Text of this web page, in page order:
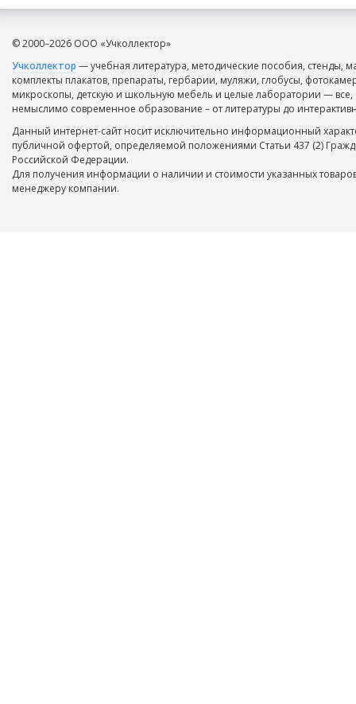
© 2000–2026 ООО «Учколлектор»
Учколлектор — учебная литература, методические пособия, стенды,
комплекты плакатов, препараты, гербарии, муляжи, глобусы,
микроскопы, детскую и школьную мебель и целые лаборатории — все,
немыслимо современное образование – от литературы до
Данный интернет-сайт носит исключительно информационный
публичной офертой, определяемой положениями Статьи 437 (2)
Российской Федерации.
Для получения информации о наличии и стоимости указанных
менеджеру компании.